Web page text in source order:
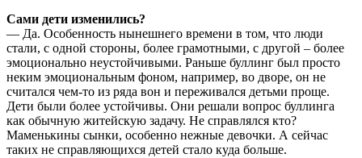
Сами дети изменились?
— Да. Особенность нынешнего времени в том, что люди
стали, с одной стороны, более грамотными, с другой – более
эмоционально неустойчивыми. Раньше буллинг был просто
неким эмоциональным фоном, например, во дворе, он не
считался чем-то из ряда вон и переживался детьми проще.
Дети были более устойчивы. Они решали вопрос буллинга
как обычную житейскую задачу. Не справлялся кто?
Маменькины сынки, особенно нежные девочки. А сейчас
таких не справляющихся детей стало куда больше.